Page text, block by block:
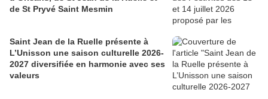
de St Pryvé Saint Mesmin
Saint Jean de la Ruelle présente à
L’Unisson une saison culturelle 2026-
2027 diversifiée en harmonie avec ses
valeurs